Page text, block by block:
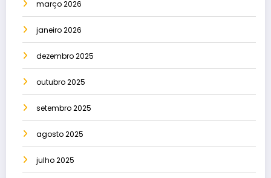
março 2026
janeiro 2026
dezembro 2025
outubro 2025
setembro 2025
agosto 2025
julho 2025